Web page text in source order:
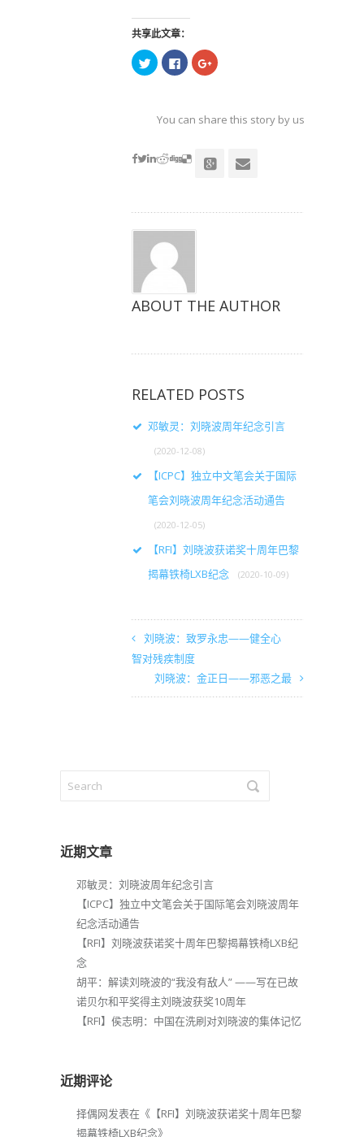
共享此文章：
点
击
共
享
窗
口
点
击
共
享
窗
口
点
击
共
享
窗
口
You can share this story by using your
ABOUT THE AUTHOR
RELATED POSTS
邓敏灵：刘晓波周年纪念引言
(2020-12-08)
【ICPC】独立中文笔会关于国际
笔会刘晓波周年纪念活动通告
(2020-12-05)
【RFI】刘晓波获诺奖十周年巴黎
揭幕铁椅LXB纪念
(2020-10-09)
刘晓波：致罗永忠——健全心
智对残疾制度
刘晓波：金正日——邪恶之最
近期文章
邓敏灵：刘晓波周年纪念引言
【ICPC】独立中文笔会关于国际笔会刘晓波周年
纪念活动通告
【RFI】刘晓波获诺奖十周年巴黎揭幕铁椅LXB纪
念
胡平：解读刘晓波的“我没有敌人” ——写在已故
诺贝尔和平奖得主刘晓波获奖10周年
【RFI】侯志明：中国在洗刷对刘晓波的集体记忆
近期评论
择偶网发表在《 【RFI】刘晓波获诺奖十周年巴黎
揭幕铁椅LXB纪念》